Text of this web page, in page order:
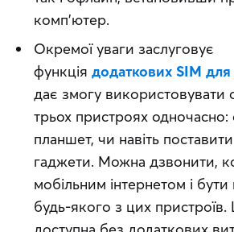
комп’ютер.
Окремої уваги заслуговує
функція додаткових SIM для
дає змогу використовувати
трьох пристроях
планшет, чи навіть
гаджети. Можна дзвонити,
мобільним інтернетом і
будь-якого з цих пристроїв.